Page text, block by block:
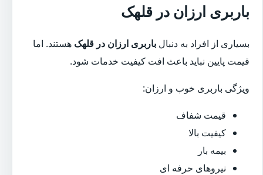
باربری ارزان در قلهک
بسیاری از افراد به دنبال باربری ارزان در قلهک هستند. اما
قیمت پایین نباید باعث افت کیفیت خدمات شود.
ویژگی باربری خوب و ارزان:
قیمت شفاف
کیفیت بالا
بیمه بار
نیروهای حرفه ای